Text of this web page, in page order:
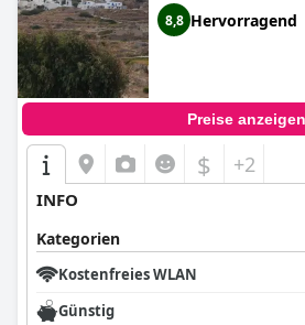
8,8 Hervorragend
Preise anzeigen
$ +2
INFO
Kategorien
Kostenfreies WLAN
Günstig